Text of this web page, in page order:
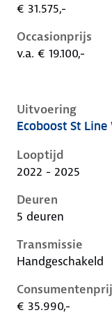
€ 31.575,-
Occasionprijs
v.a. € 19.100,-
Uitvoering
Ford Focus iv-
Ecoboost St Line
Looptijd
2022 - 2025
Deuren
5 deuren
Transmissie
Handgeschakeld
€ 35.990,-